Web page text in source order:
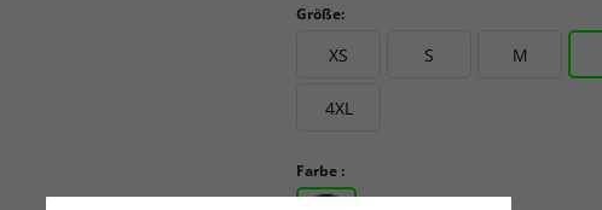
Größe:
XS S M
4XL
Farbe :